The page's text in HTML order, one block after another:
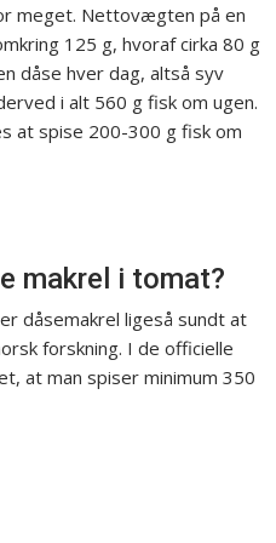
meget. Nettovægten på en
125 g, hvoraf cirka 80 g
dåse hver dag, altså syv
i alt 560 g fisk om ugen.
at spise 200-300 g fisk om
makrel i tomat?
dåsemakrel ligeså sundt at
forskning. I de officielle
at man spiser minimum 350